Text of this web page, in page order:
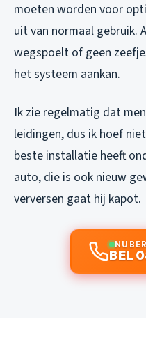
moeten worden voor
uit van normaal gebruik.
wegspoelt of geen
het systeem aankan.
Ik zie regelmatig dat
leidingen, dus ik hoef
beste installatie heeft
auto, die is ook nieuw
verversen gaat hij kapot.
NU
BEL